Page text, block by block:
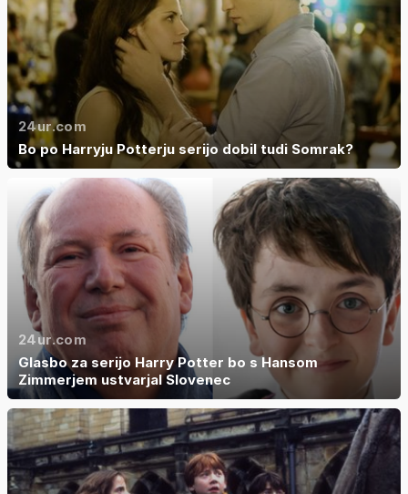
24ur.com
Bo po Harryju Potterju serijo dobil tudi Somrak?
24ur.com
Glasbo za serijo Harry Potter bo s Hansom
Zimmerjem ustvarjal Slovenec